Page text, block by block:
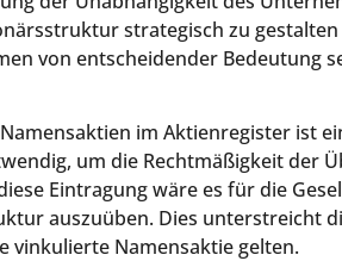
strategisch zu
von entscheidender Bedeutung
im Aktienregister ist
um die Rechtmäßigkeit der
Eintragung wäre es für die
auszuüben. Dies unterstreicht
vinkulierte Namensaktie gelten.